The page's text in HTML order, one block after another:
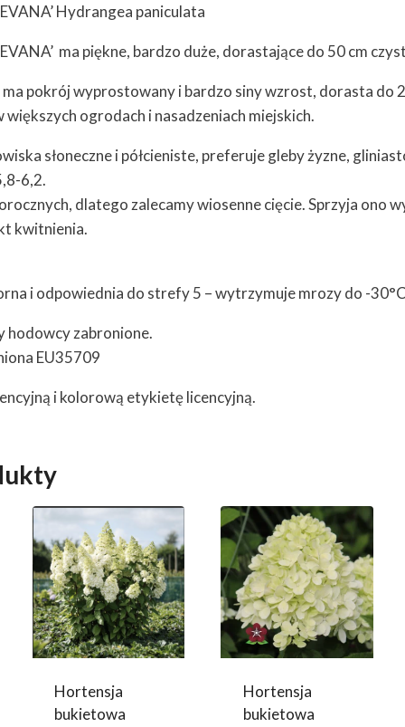
Hydrangea paniculata
ma piękne, bardzo duże, dorastające do 50 cm
pokrój wyprostowany i bardzo siny wzrost, dorasta do
większych ogrodach i nasadzeniach miejskich.
słoneczne i półcieniste, preferuje gleby żyzne,
6,2.
dlatego zalecamy wiosenne cięcie. Sprzyja ono
kwitnienia.
i odpowiednia do strefy 5 – wytrzymuje mrozy do -
hodowcy zabronione.
EU35709
i kolorową etykietę licencyjną.
Hortensja
bukietowa
Hortensja
bukietowa